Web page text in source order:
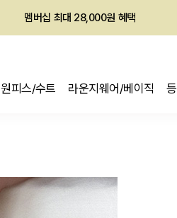
멤버십 최대 28,000원 혜택
원피스/수트 라운지웨어/베이직